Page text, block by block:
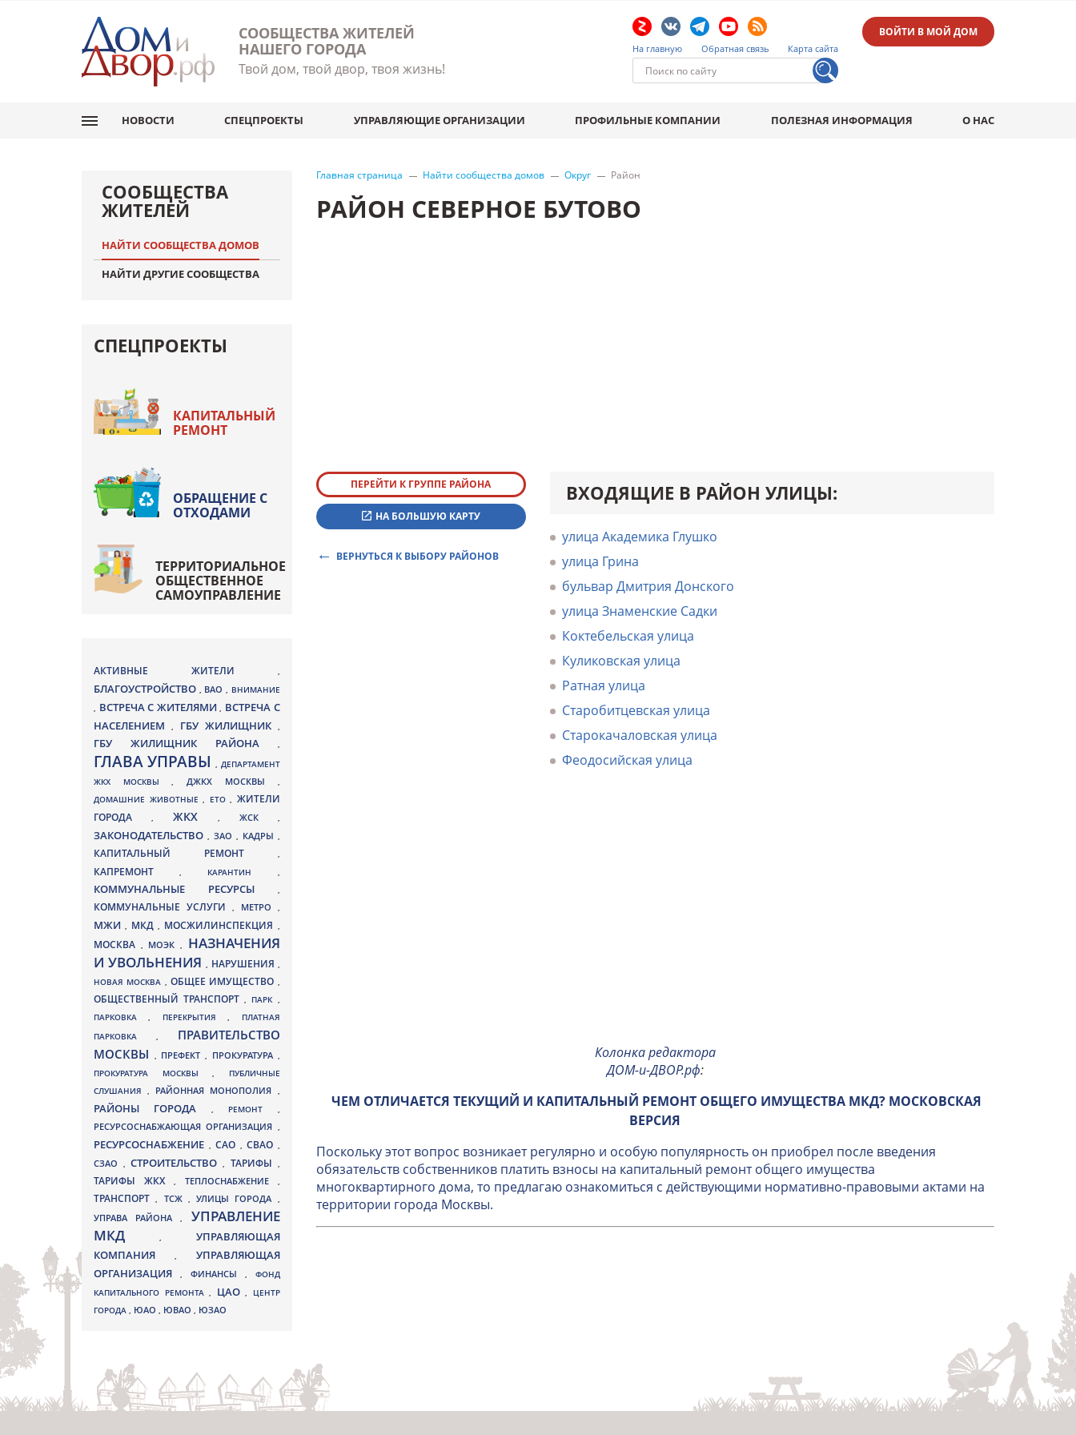
СООБЩЕСТВА ЖИТЕЛЕЙ
НАШЕГО ГОРОДА
Твой дом, твой двор, твоя жизнь!
На главную Обратная связь Карта сайта
ВОЙТИ В МОЙ ДОМ
НОВОСТИ СПЕЦПРОЕКТЫ УПРАВЛЯЮЩИЕ ОРГАНИЗАЦИИ ПРОФИЛЬНЫЕ КОМПАНИИ ПОЛЕЗНАЯ ИНФОРМАЦИЯ О НАС
Главная страница Найти сообщества домов Округ Район
РАЙОН СЕВЕРНОЕ БУТОВО
ПЕРЕЙТИ К ГРУППЕ РАЙОНА
НА БОЛЬШУЮ КАРТУ
ВЕРНУТЬСЯ К ВЫБОРУ РАЙОНОВ
ВХОДЯЩИЕ В РАЙОН УЛИЦЫ:
улица Академика Глушко
улица Грина
бульвар Дмитрия Донского
улица Знаменские Садки
Коктебельская улица
Куликовская улица
Ратная улица
Старобитцевская улица
Старокачаловская улица
Феодосийская улица
Колонка редактора
ДОМ-и-ДВОР.рф:
ЧЕМ ОТЛИЧАЕТСЯ ТЕКУЩИЙ И КАПИТАЛЬНЫЙ РЕМОНТ ОБЩЕГО ИМУЩЕСТВА МКД? МОСКОВСКАЯ
ВЕРСИЯ
Поскольку этот вопрос возникает регулярно и особую популярность он приобрел после введения
обязательств собственников платить взносы на капитальный ремонт общего имущества
многоквартирного дома, то предлагаю ознакомиться с действующими нормативно-правовыми актами на
территории города Москвы.
СООБЩЕСТВА
ЖИТЕЛЕЙ
НАЙТИ СООБЩЕСТВА ДОМОВ
НАЙТИ ДРУГИЕ СООБЩЕСТВА
СПЕЦПРОЕКТЫ
КАПИТАЛЬНЫЙ
РЕМОНТ
ОБРАЩЕНИЕ С
ОТХОДАМИ
ТЕРРИТОРИАЛЬНОЕ
ОБЩЕСТВЕННОЕ
САМОУПРАВЛЕНИЕ
АКТИВНЫЕ ЖИТЕЛИ ,
БЛАГОУСТРОЙСТВО , ВАО , ВНИМАНИЕ
, ВСТРЕЧА С ЖИТЕЛЯМИ, ВСТРЕЧА С
НАСЕЛЕНИЕМ
, ГБУ ЖИЛИЩНИК ,
ГБУ ЖИЛИЩНИК РАЙОНА ,
ГЛАВА УПРАВЫ, ДЕПАРТАМЕНТ
ЖКХ МОСКВЫ,ДЖКХ МОСКВЫ ,
ДОМАШНИЕ ЖИВОТНЫЕ , ЕТО , ЖИТЕЛИ
ГОРОДА
, ЖКХ , ЖСК ,
ЗАКОНОДАТЕЛЬСТВО , ЗАО , КАДРЫ ,
КАПИТАЛЬНЫЙ РЕМОНТ ,
КАПРЕМОНТ , КАРАНТИН ,
КОММУНАЛЬНЫЕ РЕСУРСЫ ,
КОММУНАЛЬНЫЕ УСЛУГИ , МЕТРО ,
МЖИ, МКД , МОСЖИЛИНСПЕКЦИЯ ,
МОСКВА , МОЭК ,
НАЗНАЧЕНИЯ
И УВОЛЬНЕНИЯ , НАРУШЕНИЯ ,
НОВАЯ МОСКВА , ОБЩЕЕ ИМУЩЕСТВО ,
ОБЩЕСТВЕННЫЙ ТРАНСПОРТ, ПАРК ,
ПАРКОВКА, ПЕРЕКРЫТИЯ,
ПЛАТНАЯ
ПАРКОВКА ,
ПРАВИТЕЛЬСТВО
МОСКВЫ , ПРЕФЕКТ, ПРОКУРАТУРА ,
ПРОКУРАТУРА МОСКВЫ ,
ПУБЛИЧНЫЕ
СЛУШАНИЯ, РАЙОННАЯ МОНОПОЛИЯ ,
РАЙОНЫ ГОРОДА , РЕМОНТ ,
РЕСУРСОСНАБЖАЮЩАЯ ОРГАНИЗАЦИЯ ,
РЕСУРСОСНАБЖЕНИЕ , САО , СВАО ,
СЗАО ,СТРОИТЕЛЬСТВО, ТАРИФЫ ,
ТАРИФЫ ЖКХ , ТЕПЛОСНАБЖЕНИЕ ,
ТРАНСПОРТ, ТСЖ , УЛИЦЫ ГОРОДА ,
УПРАВА РАЙОНА, УПРАВЛЕНИЕ
МКД, УПРАВЛЯЮЩАЯ
КОМПАНИЯ
, УПРАВЛЯЮЩАЯ
ОРГАНИЗАЦИЯ
, ФИНАНСЫ , ФОНД
КАПИТАЛЬНОГО РЕМОНТА , ЦАО ,
ЦЕНТР
ГОРОДА , ЮАО , ЮВАО , ЮЗАО